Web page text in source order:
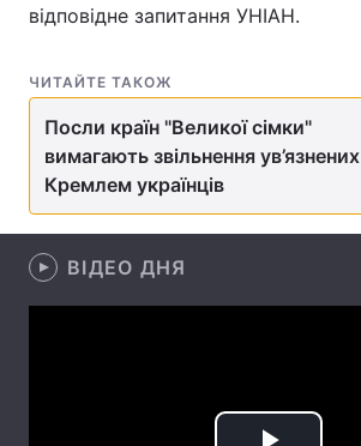
Зброя Інциденти
Здоров'я
Цікавинки Погода
Екологія
Лонгріди
Відео з Youtube Статті
Вакансії
відповідне запитання УНІАН.
ЧИТАЙТЕ ТАКОЖ
Посли країн "Великої сімки"
вимагають звільнення ув’язнених
Кремлем українців
ВІДЕО ДНЯ